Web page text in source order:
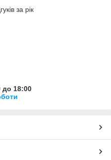
Шліфгруп пропонує різних
за рік
до 18:00